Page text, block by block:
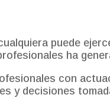
puede
ha
con
y decisiones